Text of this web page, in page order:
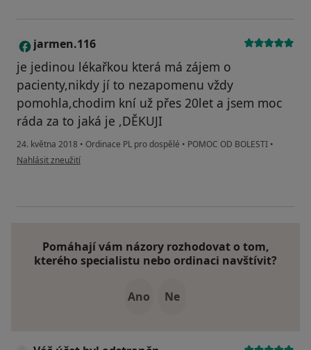
J jarmen.116
je jedinou lékařkou která má zájem o
pacienty,nikdy jí to nezapomenu vždy
pomohla,chodim kní už přes 20let a jsem moc
ráda za to jaká je ,DĚKUJI
24. května 2018 • Ordinace PL pro dospělé • POMOC OD BOLESTI •
podle názoru uživatele jarmen.116
Nahlásit zneužití
Pomáhají vám názory rozhodovat o tom,
kterého specialistu nebo ordinaci navštívit?
Ano Ne